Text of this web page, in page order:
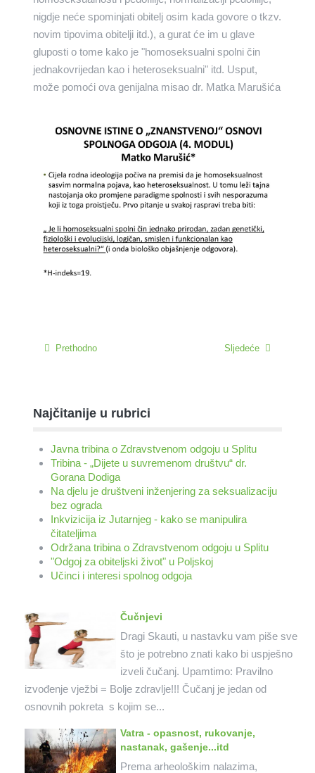
nigdje neće spominjati obitelj osim kada govore o tkzv.
novim tipovima obitelji itd.), a gurat će im u glave
gluposti o tome kako je "homoseksualni spolni čin
jednakovrijedan kao i heteroseksualni" itd. Usput,
može pomoći ova genijalna misao dr. Matka Marušića
Prethodno Sljedeće
Najčitanije u rubrici
Javna tribina o Zdravstvenom odgoju u Splitu
Tribina - „Dijete u suvremenom društvu“ dr.
Gorana Dodiga
Na djelu je društveni inženjering za seksualizaciju
bez ograda
Inkvizicija iz Jutarnjeg - kako se manipulira
čitateljima
Održana tribina o Zdravstvenom odgoju u Splitu
"Odgoj za obiteljski život" u Poljskoj
Učinci i interesi spolnog odgoja
Čučnjevi
Dragi Skauti, u nastavku vam piše sve
što je potrebno znati kako bi uspješno
izveli čučanj. Upamtimo: Pravilno
izvođenje vježbi = Bolje zdravlje!!! Čučanj je jedan od
osnovnih pokreta s kojim se...
Vatra - opasnost, rukovanje,
nastanak, gašenje...itd
Prema arheološkim nalazima,